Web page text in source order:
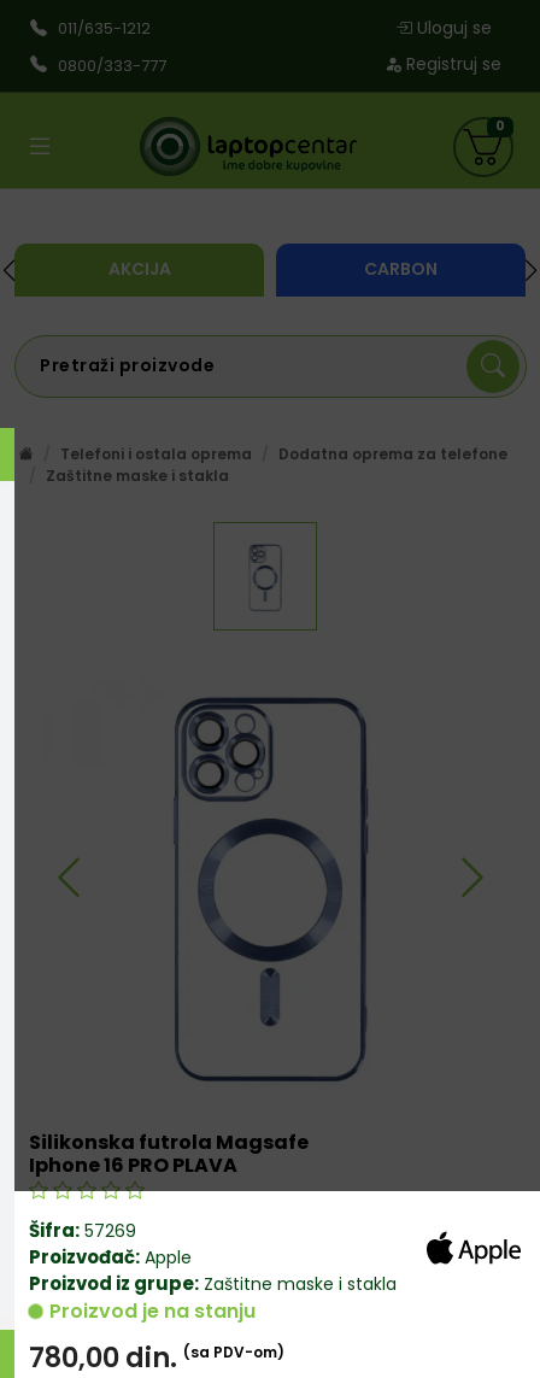
011/635-1212
0800/333-777
Uloguj se
Registruj se
AKCIJA CARBON
0
Telefoni i ostala oprema
Dodatna oprema za telefone
Zaštitne maske i stakla
Silikonska futrola Magsafe
Iphone 16 PRO PLAVA
Šifra: 57269
Proizvođač: Apple
Proizvod iz grupe: Zaštitne maske i stakla
Proizvod je na stanju
780,00din. (sa PDV-om)